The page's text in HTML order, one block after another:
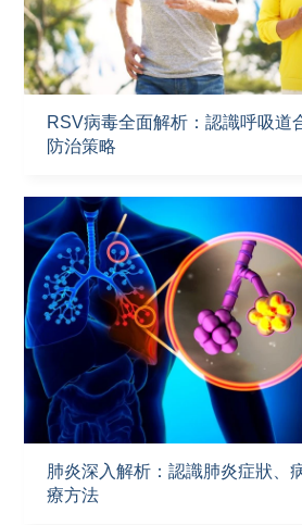
RSV病毒全面解析：認識呼吸道
防治策略
肺炎深入解析：認識肺炎症狀、
療方法